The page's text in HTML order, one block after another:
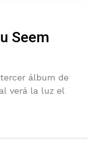
Seem
álbum de
verá la luz el